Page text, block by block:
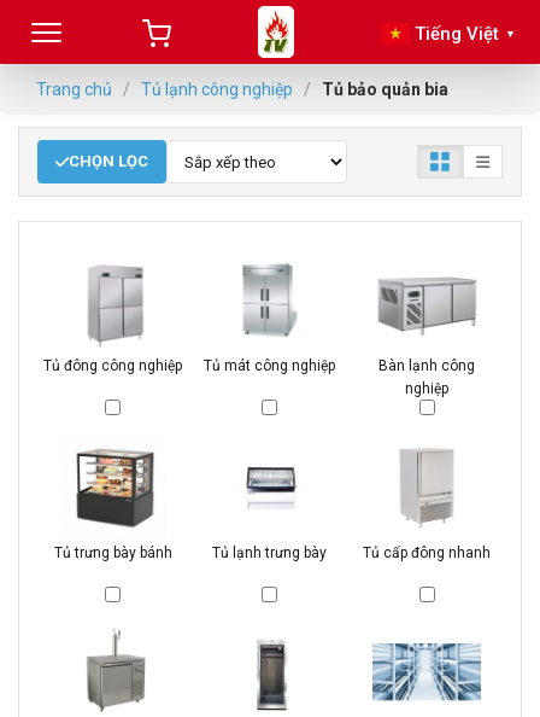
Tiếng Việt ▼
Trang chủ / Tủ lạnh công nghiệp / Tủ bảo quản bia
CHỌN LỌC
Tủ đông công nghiệp Tủ mát công nghiệp
Bàn lạnh công
nghiệp
Tủ trưng bày bánh Tủ lạnh trưng bày Tủ cấp đông nhanh